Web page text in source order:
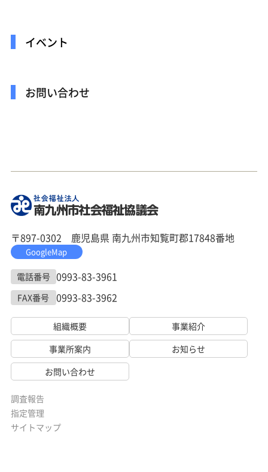
イベント
お問い合わせ
〒897-0302 鹿児島県 南九州市知覧町郡17848番地
GoogleMap
電話番号 0993-83-3961
FAX番号 0993-83-3962
組織概要
事業紹介
事業所案内
お知らせ
お問い合わせ
調査報告
指定管理
サイトマップ